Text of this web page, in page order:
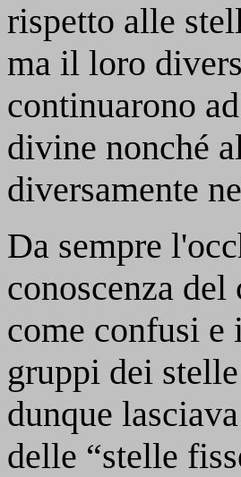
rispetto alle
ma il loro
continuarono
divine nonché
diversamente
Da sempre
conoscenza
come confusi
gruppi dei
dunque
delle “stelle